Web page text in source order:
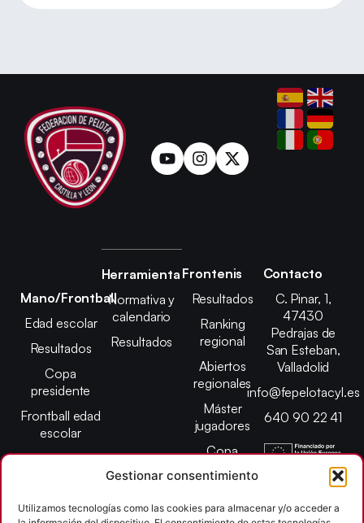
Gestionar consentimiento
Utilizamos tecnologías como las cookies para almacenar y/o acceder a
Mano/Frontball
Edad escolar
Resultados
Copa
presidente
Frontball edad
escolar
Herramienta
Normativa y
calendario
Resultados
Frontenis
Resultados
Ranking
regional
Abiertos
regionales
Máster
jugadores
Copa
presidente
escolar
Contacto
C. Pinar, 1,
47430
Pedrajas de
San Esteban,
Valladolid
info@fepelotacyl.es
640 90 22 41